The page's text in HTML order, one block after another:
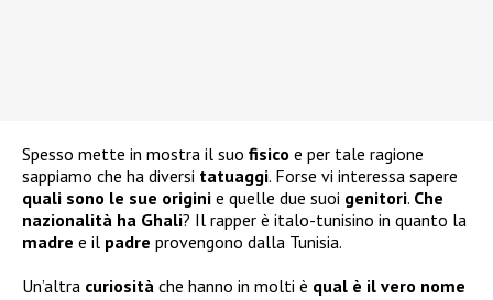
Spesso mette in mostra il suo fisico e per tale ragione
sappiamo che ha diversi tatuaggi. Forse vi interessa sapere
quali sono le sue origini e quelle due suoi genitori. Che
nazionalità ha Ghali? Il rapper è italo-tunisino in quanto la
madre e il padre provengono dalla Tunisia.
Un’altra curiosità che hanno in molti è qual è il vero nome